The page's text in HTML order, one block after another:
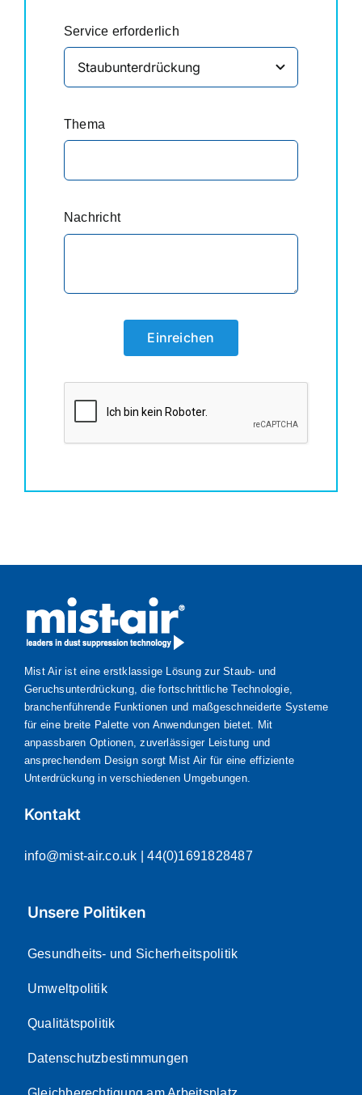
Service erforderlich
Thema
Nachricht
Einreichen
Mist Air ist eine erstklassige Lösung zur Staub- und
Geruchsunterdrückung, die fortschrittliche Technologie,
branchenführende Funktionen und maßgeschneiderte Systeme
für eine breite Palette von Anwendungen bietet. Mit
anpassbaren Optionen, zuverlässiger Leistung und
ansprechendem Design sorgt Mist Air für eine effiziente
Unterdrückung in verschiedenen Umgebungen.
Kontakt
info@mist-air.co.uk | 44(0)1691828487
Unsere Politiken
Gesundheits- und Sicherheitspolitik
Umweltpolitik
Qualitätspolitik
Datenschutzbestimmungen